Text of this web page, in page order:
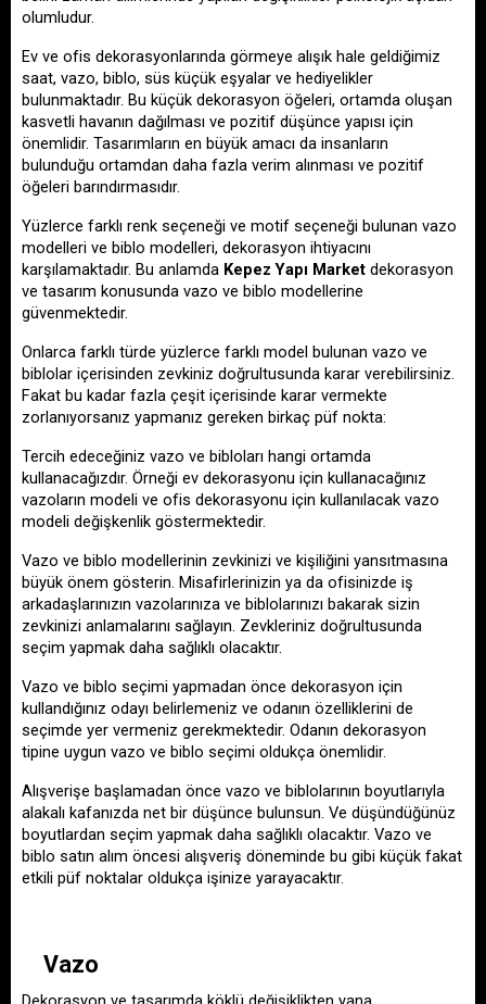
olumludur.
Ev ve ofis dekorasyonlarında görmeye alışık hale geldiğimiz
saat, vazo, biblo, süs küçük eşyalar ve hediyelikler
bulunmaktadır. Bu küçük dekorasyon öğeleri, ortamda oluşan
kasvetli havanın dağılması ve pozitif düşünce yapısı için
önemlidir. Tasarımların en büyük amacı da insanların
bulunduğu ortamdan daha fazla verim alınması ve pozitif
öğeleri barındırmasıdır.
Yüzlerce farklı renk seçeneği ve motif seçeneği bulunan vazo
modelleri ve biblo modelleri, dekorasyon ihtiyacını
karşılamaktadır. Bu anlamda Kepez Yapı Market dekorasyon
ve tasarım konusunda vazo ve biblo modellerine
güvenmektedir.
Onlarca farklı türde yüzlerce farklı model bulunan vazo ve
biblolar içerisinden zevkiniz doğrultusunda karar verebilirsiniz.
Fakat bu kadar fazla çeşit içerisinde karar vermekte
zorlanıyorsanız yapmanız gereken birkaç püf nokta:
Tercih edeceğiniz vazo ve bibloları hangi ortamda
kullanacağızdır. Örneği ev dekorasyonu için kullanacağınız
vazoların modeli ve ofis dekorasyonu için kullanılacak vazo
modeli değişkenlik göstermektedir.
Vazo ve biblo modellerinin zevkinizi ve kişiliğini yansıtmasına
büyük önem gösterin. Misafirlerinizin ya da ofisinizde iş
arkadaşlarınızın vazolarınıza ve biblolarınızı bakarak sizin
zevkinizi anlamalarını sağlayın. Zevkleriniz doğrultusunda
seçim yapmak daha sağlıklı olacaktır.
Vazo ve biblo seçimi yapmadan önce dekorasyon için
kullandığınız odayı belirlemeniz ve odanın özelliklerini de
seçimde yer vermeniz gerekmektedir. Odanın dekorasyon
tipine uygun vazo ve biblo seçimi oldukça önemlidir.
Alışverişe başlamadan önce vazo ve biblolarının boyutlarıyla
alakalı kafanızda net bir düşünce bulunsun. Ve düşündüğünüz
boyutlardan seçim yapmak daha sağlıklı olacaktır. Vazo ve
biblo satın alım öncesi alışveriş döneminde bu gibi küçük fakat
etkili püf noktalar oldukça işinize yarayacaktır.
Vazo